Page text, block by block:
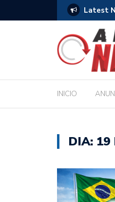
Latest
horizontes para estudantes
INICIO
DIA: 19